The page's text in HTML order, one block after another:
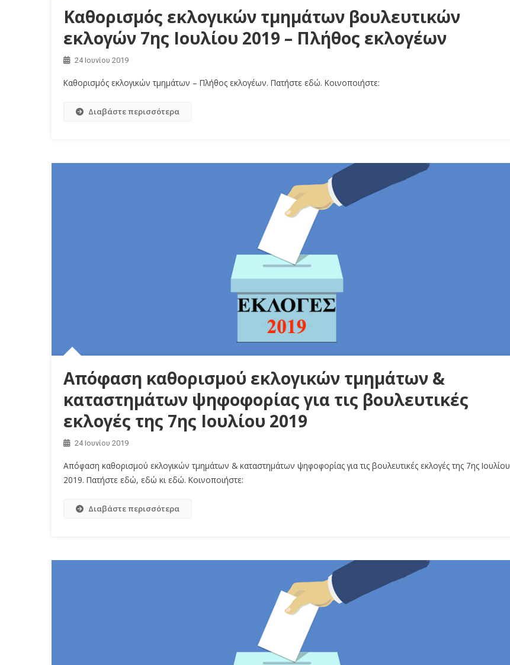
Καθορισμός εκλογικών τμημάτων βουλευτικών
εκλογών 7ης Ιουλίου 2019 – Πλήθος εκλογέων
24 Ιουνίου 2019
Καθορισμός εκλογικών τμημάτων – Πλήθος εκλογέων. Πατήστε εδώ. Κοινοποιήστε:
Διαβάστε περισσότερα
Απόφαση καθορισμού εκλογικών τμημάτων &
καταστημάτων ψηφοφορίας για τις βουλευτικές
εκλογές της 7ης Ιουλίου 2019
24 Ιουνίου 2019
Απόφαση καθορισμού εκλογικών τμημάτων & καταστημάτων ψηφοφορίας για τις βουλευτικές εκλογές της 7ης Ιουλίου
2019. Πατήστε εδώ, εδώ κι εδώ. Κοινοποιήστε:
Διαβάστε περισσότερα